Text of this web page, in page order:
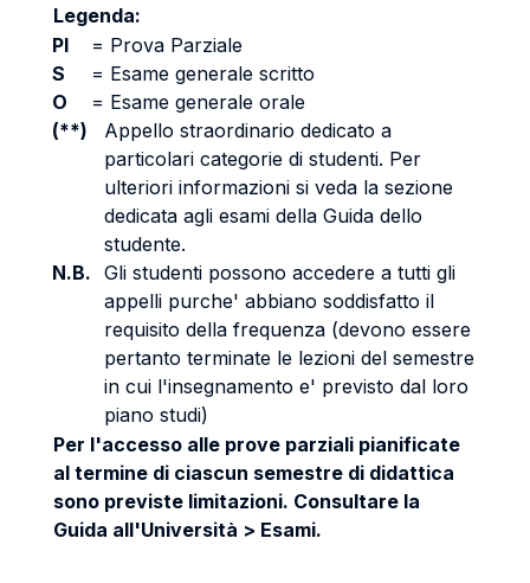
Legenda:
PI
= Prova Parziale
S
= Esame generale scritto
O
= Esame generale orale
(**)
Appello straordinario dedicato a
particolari categorie di studenti. Per
ulteriori informazioni si veda la sezione
dedicata agli esami della Guida dello
studente.
N.B. Gli studenti possono accedere a tutti gli
appelli purche' abbiano soddisfatto il
requisito della frequenza (devono essere
pertanto terminate le lezioni del semestre
in cui l'insegnamento e' previsto dal loro
piano studi)
Per l'accesso alle prove parziali pianificate
al termine di ciascun semestre di didattica
sono previste limitazioni. Consultare la
Guida all'Università > Esami.